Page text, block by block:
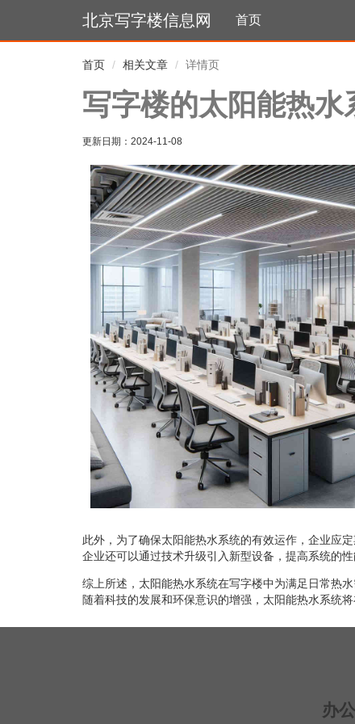
北京写字楼信息网 首页
首页 相关文章 详情页
写字楼的太阳能热
更新日期： 2024-11-08
此外，为了确保太阳能热水系统的有效运作，企业应
企业还可以通过技术升级引入新型设备，提高系统的性
综上所述，太阳能热水系统在写字楼中为满足日常热
随着科技的发展和环保意识的增强，太阳能热水系统
办